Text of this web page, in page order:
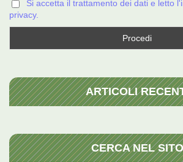
Si accetta il trattamento dei dati e letto
privacy.
ARTICOLI
CERCA NEL SITO